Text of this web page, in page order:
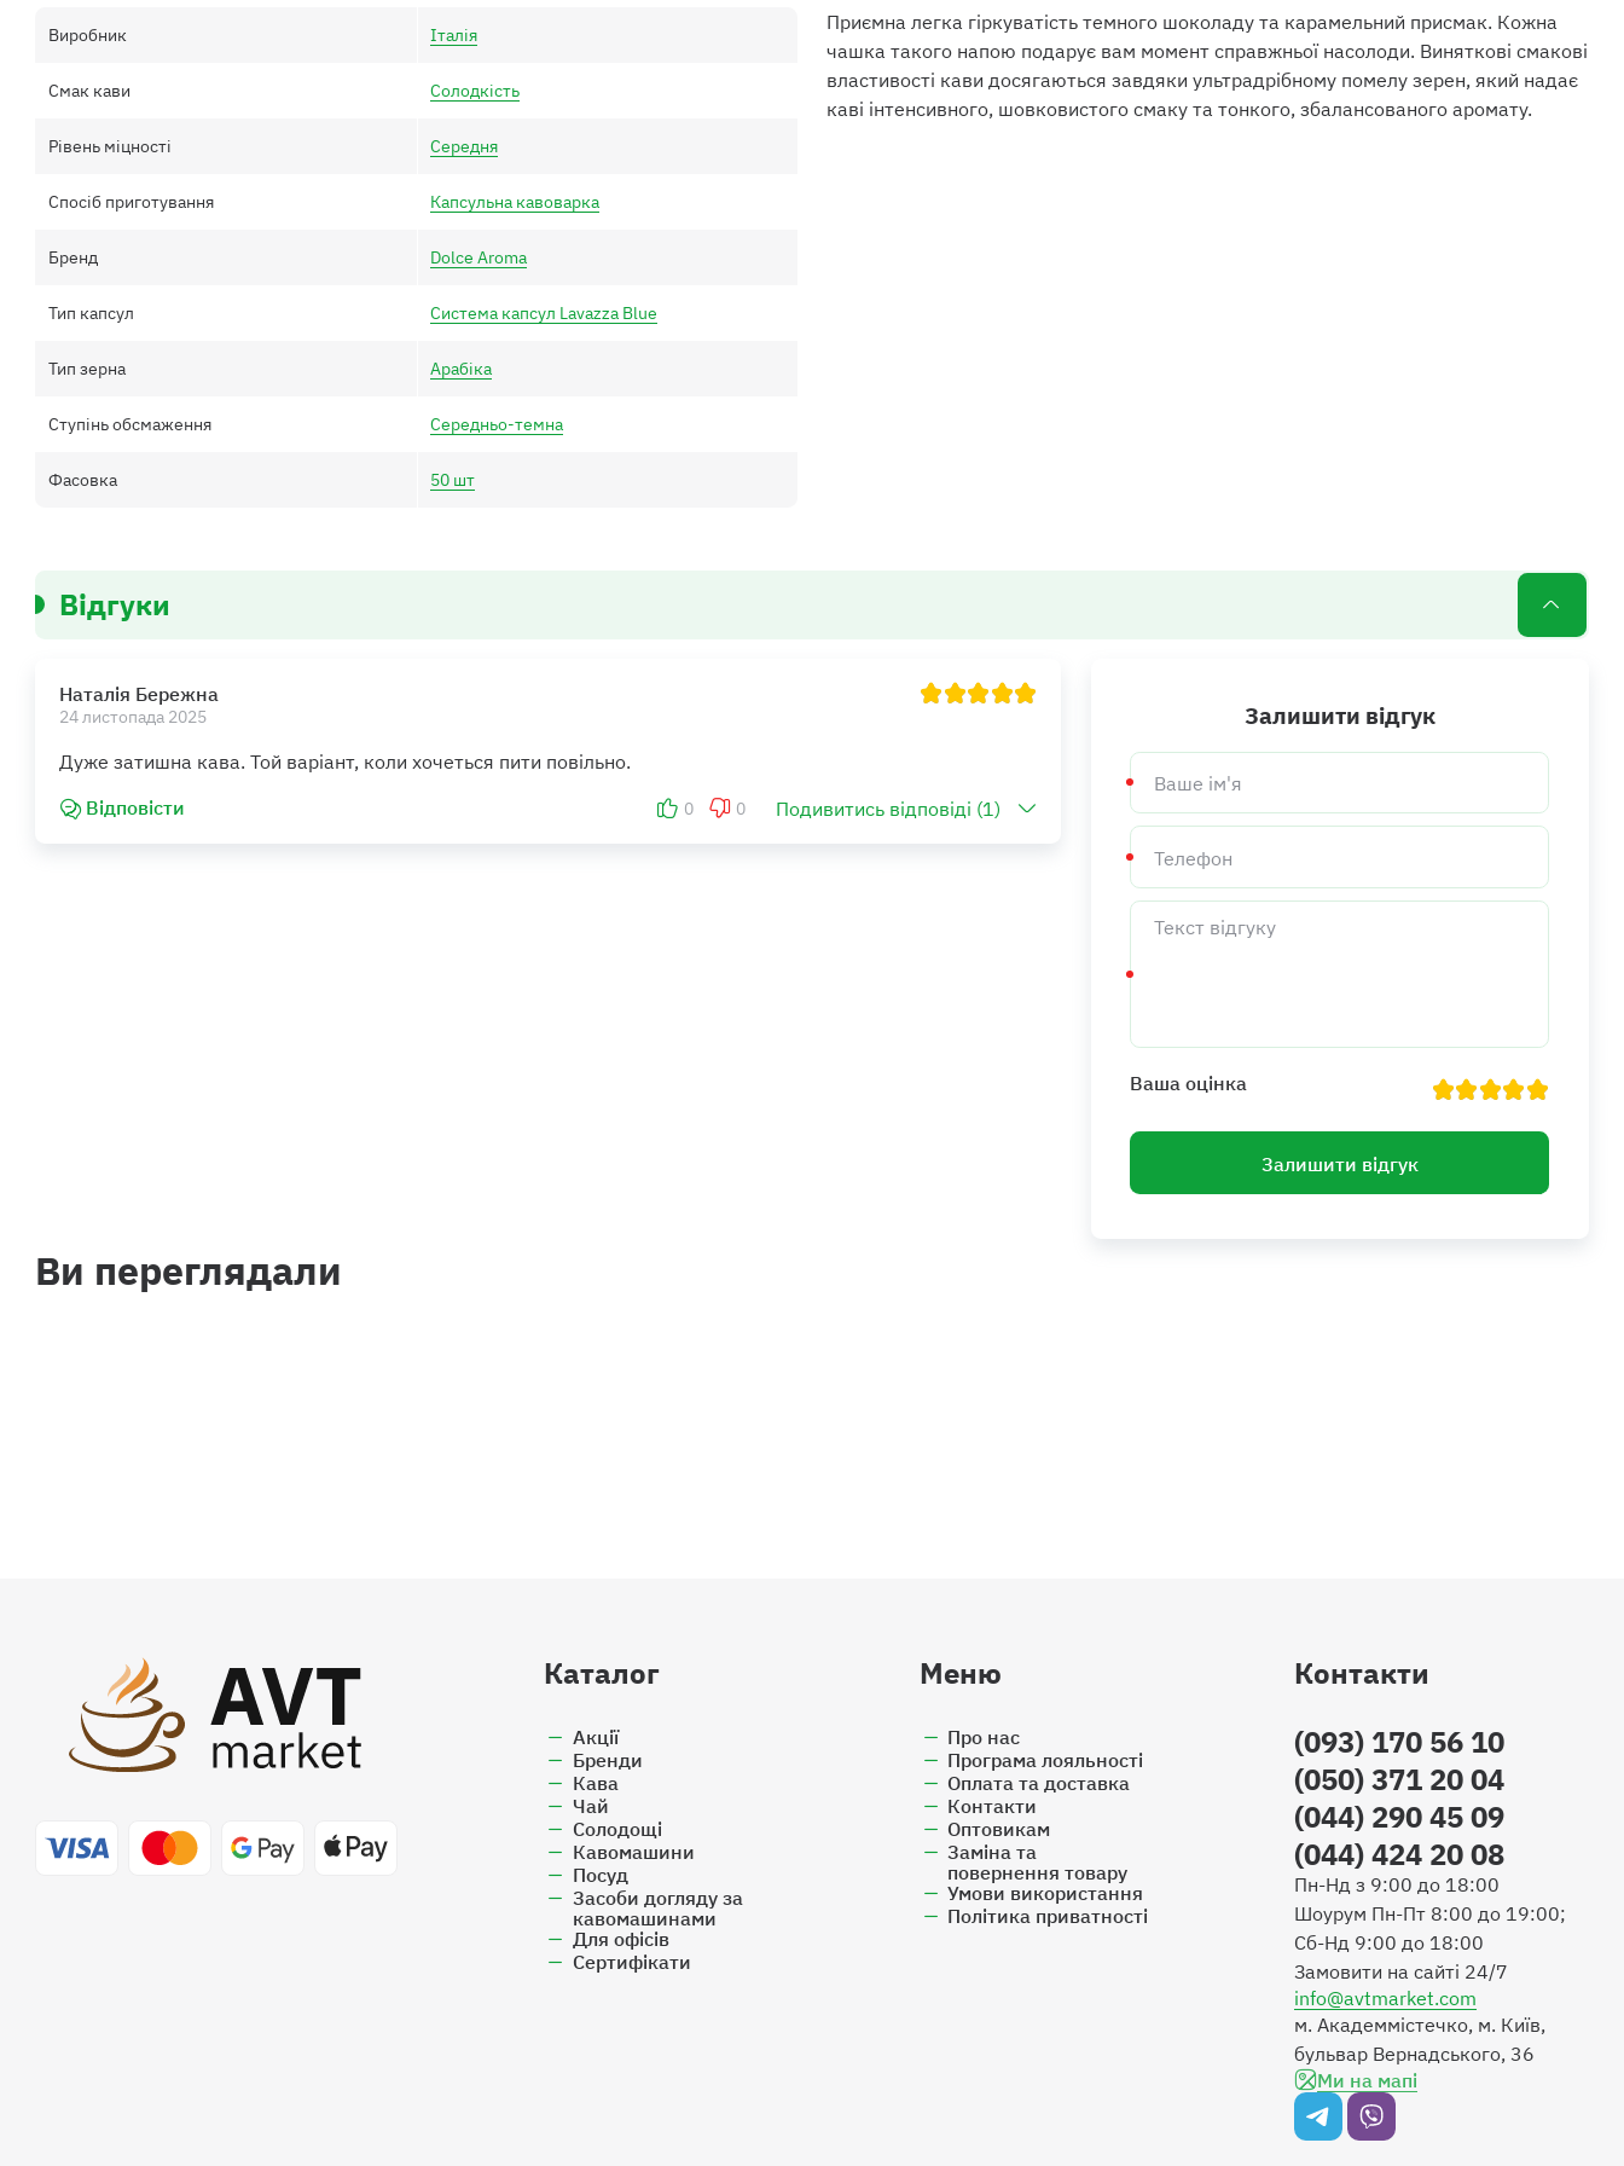
Виробник Італія
Смак кави Солодкість
Рівень міцності Середня
Спосіб приготування Капсульна кавоварка
Бренд Dolce Aroma
Тип капсул Система капсул Lavazza Blue
Тип зерна Арабіка
Ступінь обсмаження Середньо-темна
Фасовка 50 шт
Приємна легка гіркуватість темного шоколаду та карамельний присмак. Кожна
чашка такого напою подарує вам момент справжньої насолоди. Виняткові смакові
властивості кави досягаються завдяки ультрадрібному помелу зерен, який надає
каві інтенсивного, шовковистого смаку та тонкого, збалансованого аромату.
Відгуки
Наталія Бережна
24 листопада 2025
Дуже затишна кава. Той варіант, коли хочеться пити повільно.
Відповісти
0 0 Подивитись відповіді (1)
Залишити відгук
Ваше
ім'я
Телефон
Текст
відгуку
Ваша оцінка
Залишити відгук
Ви переглядали
Каталог
Акції
Бренди
Кава
Чай
Солодощі
Кавомашини
Посуд
Засоби догляду за
кавомашинами
Для офісів
Cертифікати
Меню
Про нас
Програма лояльності
Оплата та доставка
Контакти
Оптовикам
Заміна та
повернення товару
Умови використання
Політика приватності
Контакти
(093) 170 56 10
(050) 371 20 04
(044) 290 45 09
(044) 424 20 08
Пн-Нд з 9:00 до 18:00
Шоурум Пн-Пт 8:00 до 19:00;
Сб-Нд 9:00 до 18:00
Замовити на сайті 24/7
info@avtmarket.com
м. Академмістечко, м. Київ,
бульвар Вернадського, 36
Ми на мапі